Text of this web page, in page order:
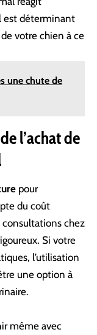
est déterminant
votre chien à ce
une chute de
l’achat de
pour
du coût
consultations chez
Si votre
l’utilisation
une option à
même avec